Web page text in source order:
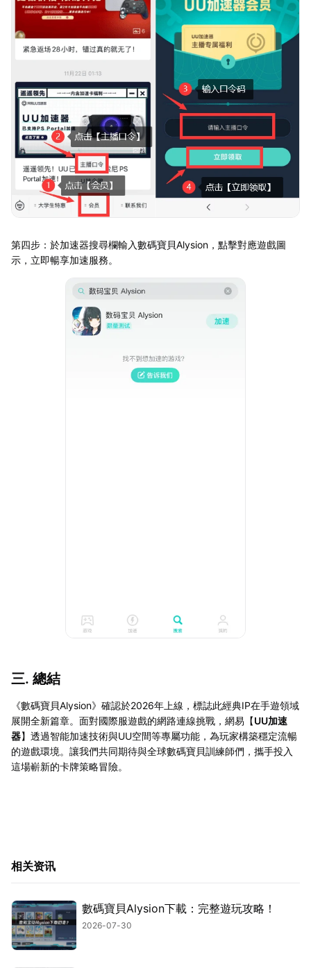
第四步：於加速器搜尋欄輸入數碼寶貝Alysion，點擊對應遊戲圖
示，立即暢享加速服務。
三. 總結
《數碼寶貝Alysion》確認於2026年上線，標誌此經典IP在手遊領域
展開全新篇章。面對國際服遊戲的網路連線挑戰，網易【UU加速
器】透過智能加速技術與UU空間等專屬功能，為玩家構築穩定流暢
的遊戲環境。讓我們共同期待與全球數碼寶貝訓練師們，攜手投入
這場嶄新的卡牌策略冒險。
相关资讯
數碼寶貝Alysion下載：完整遊玩攻略！
2026-07-30